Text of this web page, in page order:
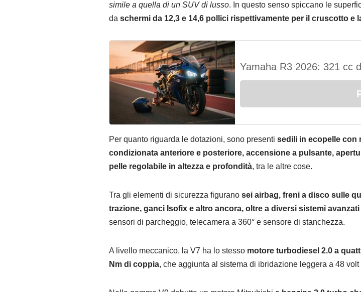
simile a quella di un SUV di lusso. In questo senso spiccano le
da schermi da 12,3 e 14,6 pollici rispettivamente per il cruscotto e
Yamaha R3 2026: 321 cc
Per quanto riguarda le dotazioni, sono presenti sedili in ecopelle con
condizionata anteriore e posteriore, accensione a pulsante,
pelle regolabile in altezza e profondità, tra le altre cose.
Tra gli elementi di sicurezza figurano sei airbag, freni a disco sulle
trazione, ganci Isofix e altro ancora, oltre a diversi sistemi
sensori di parcheggio, telecamera a 360° e sensore di stanchezza.
A livello meccanico, la V7 ha lo stesso motore turbodiesel 2.0 a
Nm di coppia, che aggiunta al sistema di ibridazione leggera a 48